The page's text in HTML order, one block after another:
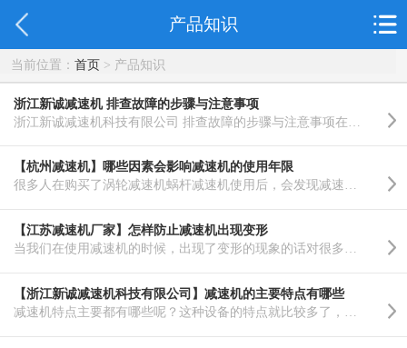
产品知识
当前位置： 首页> 产品知识
浙江新诚减速机 排查故障的步骤与注意事项
【杭州减速机】哪些因素会影响减速机的使用年限
很多人在购买了涡轮减速机蜗杆减速机使用后，会发现减速机的使用年限很短，并没有像买前商家说的那样能使..……
【江苏减速机厂家】怎样防止减速机出现变形
当我们在使用减速机的时候，出现了变形的现象的话对很多的工作会产生不少的影响。如果大家不能够采取相应..……
【浙江新诚减速机科技有限公司】减速机的主要特点有哪些